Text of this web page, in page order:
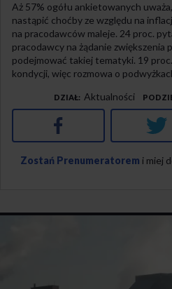
Aż 57% ogółu ankietowanych
nastąpić choćby ze względu na
na pracodawców maleje. 24 proc.
pracodawcy na żądanie zwiększenia
podejmować takiej tematyki. 19
kondycji, więc rozmowa o
DZIAŁ Aktualności
Facebook
Zostań Prenumeratorem i miej